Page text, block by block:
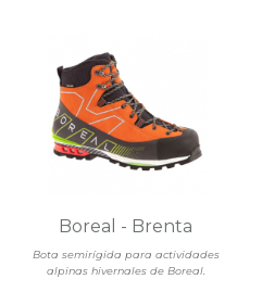
Bota semirígida para actividades
alpinas hivernales de Boreal.
Boreal - Brenta